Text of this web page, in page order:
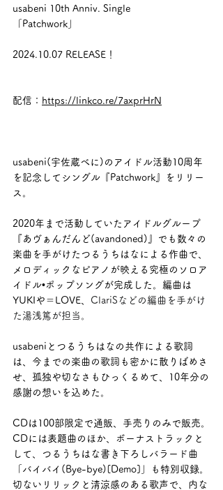
usabeni 10th Anniv. Single
「Patchwork」
2024.10.07 RELEASE！
配信： https://linkco.re/7axprHrN
usabeni(宇佐蔵べに)のアイドル活動10周年
を記念してシングル『Patchwork』をリリー
ス。
2020年まで活動していたアイドルグループ
『あヴぁんだんど(avandoned)』でも数々の
楽曲を手がけたつるうちはなによる作曲で、
メロディックなピアノが映える究極のソロア
イドル•ポップソングが完成した。編曲は
YUKIや＝LOVE、 ClariSなどの編曲を手がけ
た湯浅篤が担当。
usabeniとつるうちはなの共作による歌詞
は、今までの楽曲の歌詞も密かに散りばめさ
せ、孤独や切なさもひっくるめて、10年分の
感謝の想いを込めた。
CDは100部限定で通販、手売りのみで販売。
CDには表題曲のほか、ボーナストラックと
して、つるうちはな書き下ろしバラード曲
「バイバイ(Bye-bye)[Demo]」も特別収録。
切ないリリックと清涼感のある歌声で、内な